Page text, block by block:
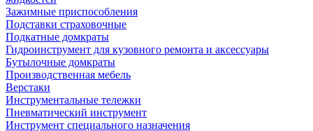
Зажимные приспособления
Подставки страховочные
Подкатные домкраты
Гидроинструмент для кузовного ремонта и аксессуары
Бутылочные домкраты
Производственная мебель
Верстаки
Инструментальные тележки
Пневматический инструмент
Инструмент специального назначения